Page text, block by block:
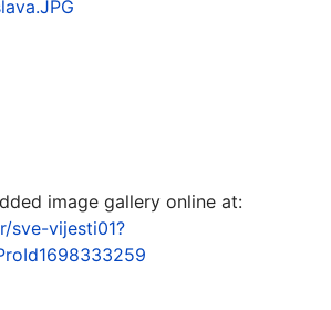
image gallery online at:
sve-vijesti01?